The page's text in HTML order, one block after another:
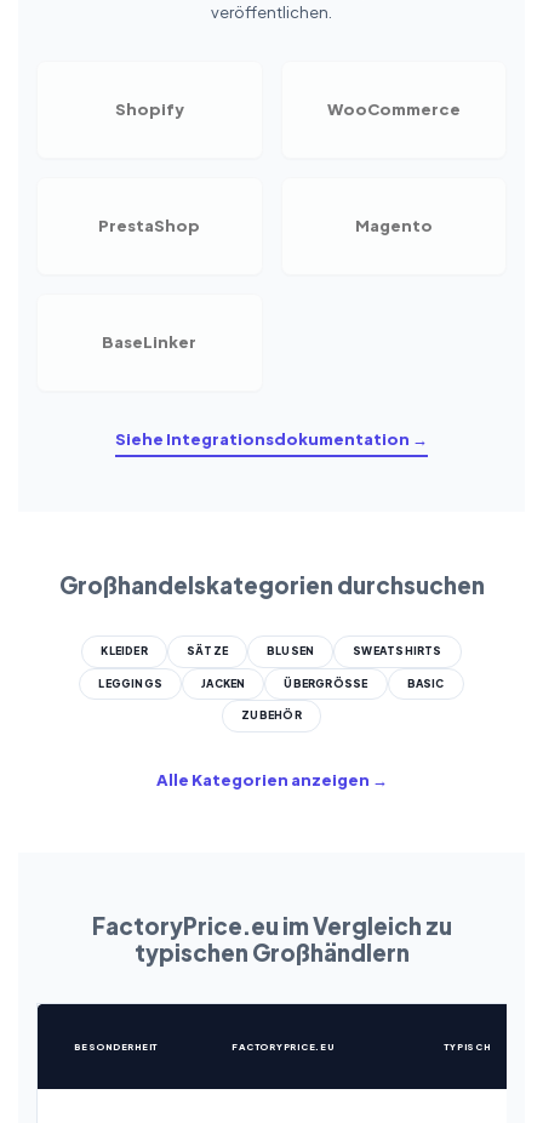
veröffentlichen.
Shopify WooCommerce
PrestaShop Magento
BaseLinker
Siehe Integrationsdokumentation →
Großhandelskategorien durchsuchen
KLEIDER SÄTZE BLUSEN SWEATSHIRTS
LEGGINGS JACKEN ÜBERGRÖSSE BASIC
ZUBEHÖR
Alle Kategorien anzeigen →
FactoryPrice.eu im Vergleich zu
typischen Großhändlern
BESONDERHEIT FACTORYPRICE.EU TYPISCH